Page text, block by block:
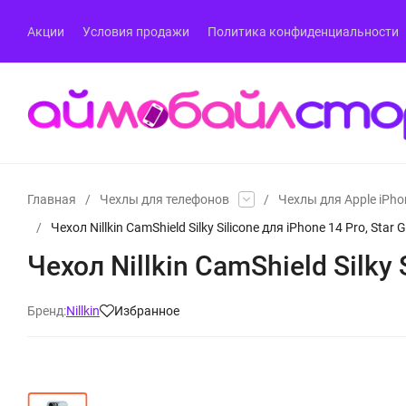
Акции Условия продажи Политика конфиденциальности
Главная / Чехлы для телефонов /
Чехлы для Apple
/
Чехол Nillkin CamShield Silky Silicone для iPhone 14 Pro, Star
Чехол Nillkin CamShield Silky
Бренд:Nillkin Избранное